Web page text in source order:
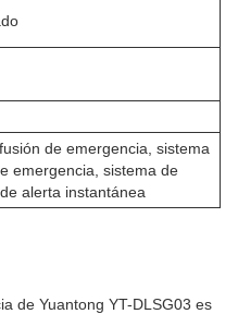
de emergencia, sistema
emergencia, sistema de
alerta instantánea
de Yuantong YT-DLSG03 es